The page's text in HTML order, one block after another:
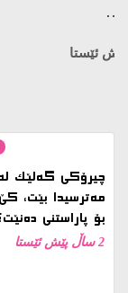
کوژراوە…
3 حەفتە پێش ئێستا
چیرۆکی گەلێک
مەترسیدا بێت،
بۆ پاراستنی دەنێت؟
2 ساڵ پێش ئێستا